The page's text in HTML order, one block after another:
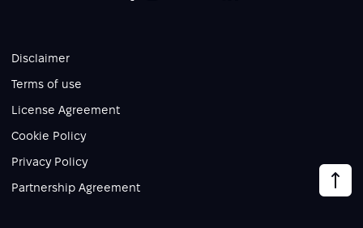
Disclaimer
Terms of use
License Agreement
Cookie Policy
Privacy Policy
Partnership Agreement